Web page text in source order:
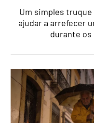
Um simples truque
ajudar a arrefecer
durante os